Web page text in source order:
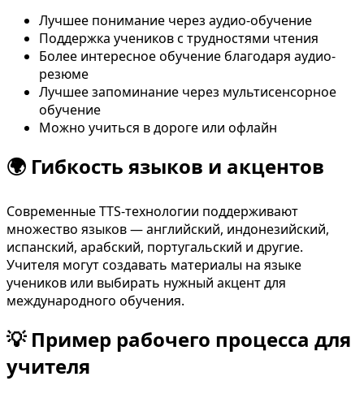
Лучшее понимание через аудио-обучение
Поддержка учеников с трудностями чтения
Более интересное обучение благодаря аудио-
резюме
Лучшее запоминание через мультисенсорное
обучение
Можно учиться в дороге или офлайн
🌍 Гибкость языков и акцентов
Современные TTS-технологии поддерживают
множество языков — английский, индонезийский,
испанский, арабский, португальский и другие.
Учителя могут создавать материалы на языке
учеников или выбирать нужный акцент для
международного обучения.
💡 Пример рабочего процесса для
учителя